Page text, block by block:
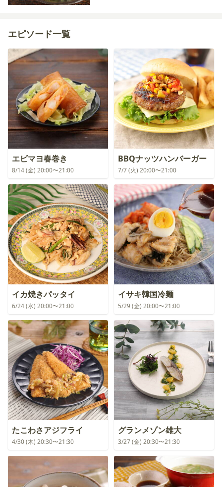
エピソード一覧
エビマヨ春巻き
8/14 (金) 20:00〜21:00
BBQナッツハンバーガー
7/7 (火) 20:00〜21:00
イカ焼きパッタイ
6/24 (水) 20:00〜21:00
イサキ韓国冷麺
5/29 (金) 20:00〜21:00
たこわさアジフライ
4/30 (木) 20:30〜21:30
グランメゾン雄大
3/27 (金) 20:30〜21:30